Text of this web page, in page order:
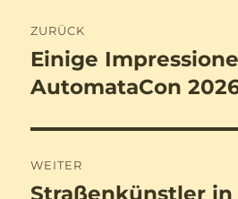
ZURÜCK
Vorheriger
Beitrag:
Einige
AutomataCon
WEITER
Nächster
Straßenkünstler in